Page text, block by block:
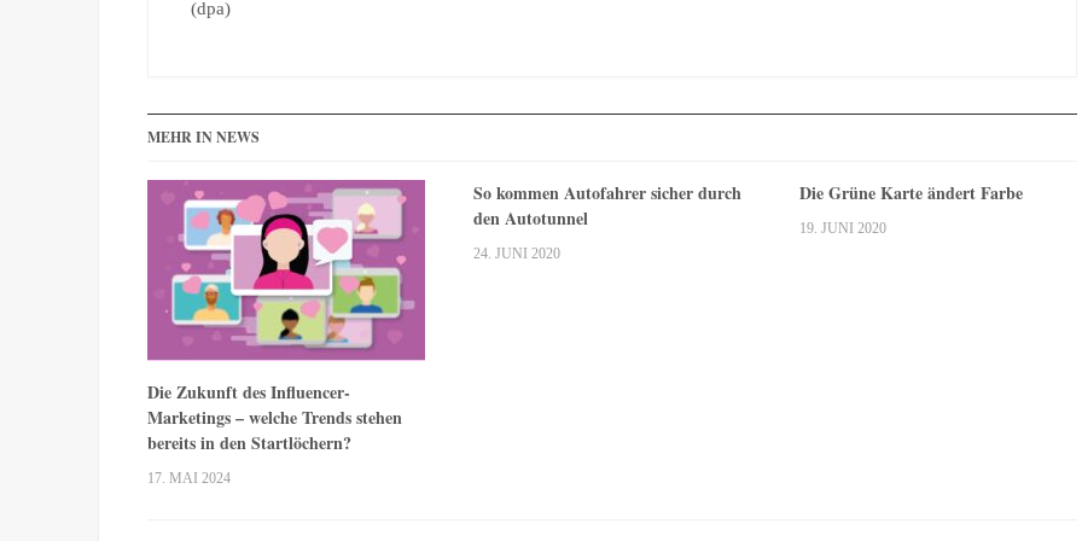
(dpa)
MEHR IN NEWS
Die Zukunft des Influencer-
Marketings – welche Trends stehen
bereits in den Startlöchern?
17. MAI 2024
So kommen Autofahrer sicher durch
den Autotunnel
24. JUNI 2020
Die Grüne Karte ändert Farbe
19. JUNI 2020